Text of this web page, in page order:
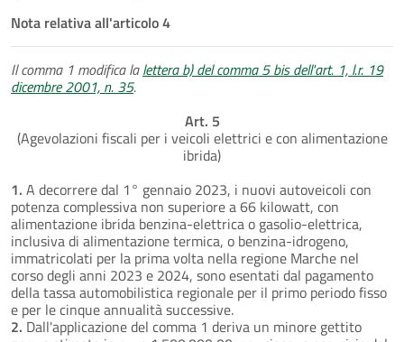
Nota relativa all'articolo 4
Il comma 1 modifica lalettera b) del comma 5 bis dell'art. 1, l.r. 19
dicembre 2001, n. 35.
Art. 5
(Agevolazioni fiscali per i veicoli elettrici e con alimentazione
ibrida)
1. A decorrere dal 1° gennaio 2023, i nuovi autoveicoli con
potenza complessiva non superiore a 66 kilowatt, con
alimentazione ibrida benzina-elettrica o gasolio-elettrica,
inclusiva di alimentazione termica, o benzina-idrogeno,
immatricolati per la prima volta nella regione Marche nel
corso degli anni 2023 e 2024, sono esentati dal pagamento
della tassa automobilistica regionale per il primo periodo fisso
e per le cinque annualità successive.
2. Dall'applicazione del comma 1 deriva un minore gettito